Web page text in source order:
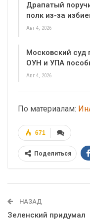
Драпатый
полк из-за
Авг 4, 2026
Московский суд
ОУН и УПА
Авг 4, 2026
По материалам:
671
Поделиться
НАЗАД
Зеленский придумал